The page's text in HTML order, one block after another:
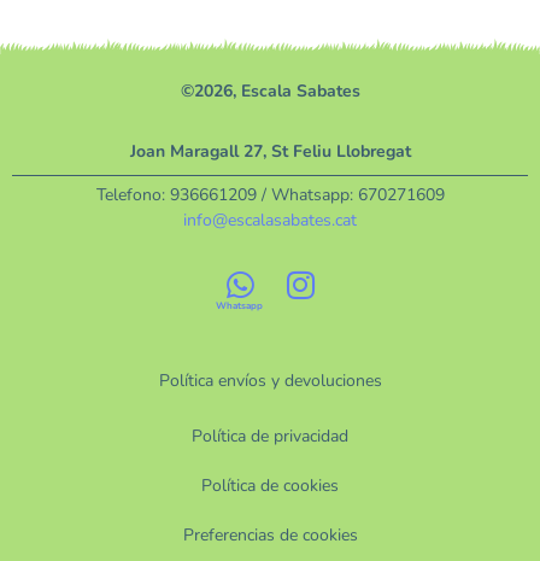
©2026, Escala Sabates
Política envíos y devoluciones
Política de privacidad
Política de cookies
Preferencias de cookies
Joan Maragall 27, St Feliu Llobregat
Telefono: 936661209/ Whatsapp: 670271609
info@escalasabates.cat